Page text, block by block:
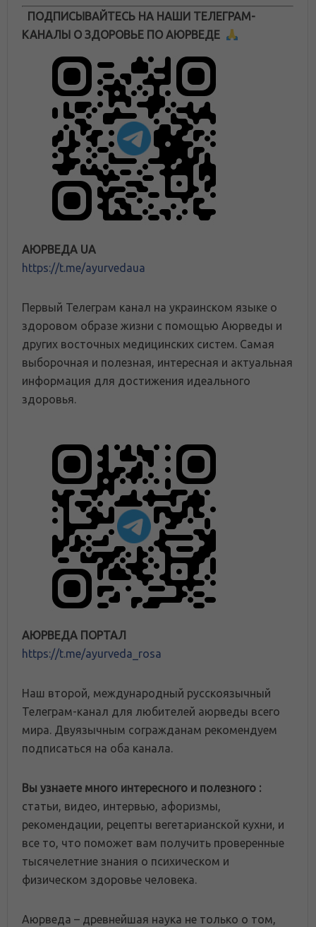
ПОДПИСЫВАЙТЕСЬ НА НАШИ ТЕЛЕГРАМ-
КАНАЛЫ О ЗДОРОВЬЕ ПО АЮРВЕДЕ
АЮРВЕДА UA
https://t.me/ayurvedaua
Первый Телеграм канал на украинском языке о
здоровом образе жизни с помощью Аюрведы и
других восточных медицинских систем. Самая
выборочная и полезная, интересная и актуальная
информация для достижения идеального
здоровья.
АЮРВЕДА ПОРТАЛ
https://t.me/ayurveda_rosa
Наш второй, международный русскоязычный
Телеграм-канал для любителей аюрведы всего
мира. Двуязычным согражданам рекомендуем
подписаться на оба канала.
Вы узнаете много интересного и полезного :
статьи, видео, интервью, афоризмы,
рекомендации, рецепты вегетарианской кухни, и
все то, что поможет вам получить проверенные
тысячелетние знания о психическом и
физическом здоровье человека.
Аюрведа – древнейшая наука не только о том,